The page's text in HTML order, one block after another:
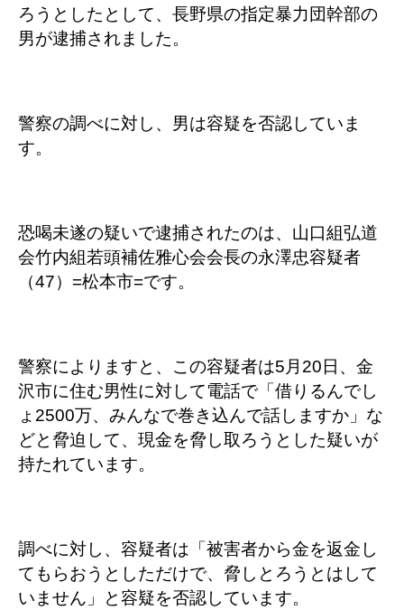
ろうとしたとして、長野県の指定暴力団幹部の
男が逮捕されました。
警察の調べに対し、男は容疑を否認していま
す。
恐喝未遂の疑いで逮捕されたのは、山口組弘道
会竹内組若頭補佐雅心会会長の永澤忠容疑者
（47）=松本市=です。
警察によりますと、この容疑者は5月20日、金
沢市に住む男性に対して電話で「借りるんでし
ょ2500万、みんなで巻き込んで話しますか」な
どと脅迫して、現金を脅し取ろうとした疑いが
持たれています。
調べに対し、容疑者は「被害者から金を返金し
てもらおうとしただけで、脅しとろうとはして
いません」と容疑を否認しています。